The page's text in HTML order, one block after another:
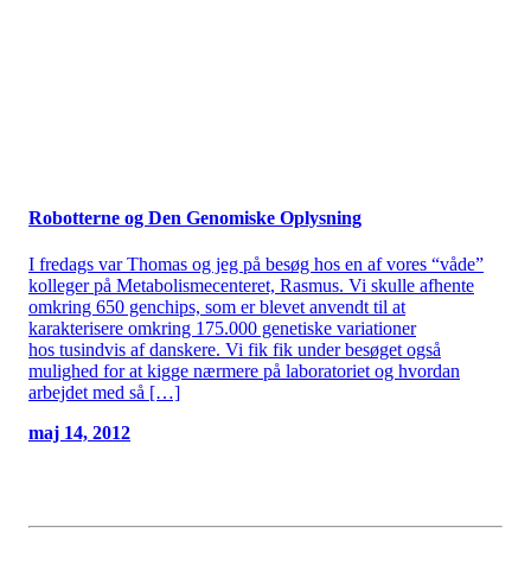
Robotterne og Den Genomiske Oplysning
I fredags var Thomas og jeg på besøg hos en af vores “våde”
kolleger på Metabolismecenteret, Rasmus. Vi skulle afhente
omkring 650 genchips, som er blevet anvendt til at
karakterisere omkring 175.000 genetiske variationer
hos tusindvis af danskere. Vi fik fik under besøget også
mulighed for at kigge nærmere på laboratoriet og hvordan
arbejdet med så […]
maj 14, 2012